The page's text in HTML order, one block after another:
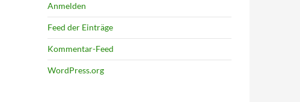
Anmelden
Feed der Einträge
Kommentar-Feed
WordPress.org